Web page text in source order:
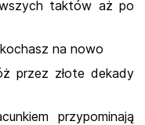
taktów aż po
na nowo
przez złote dekady
przypominają